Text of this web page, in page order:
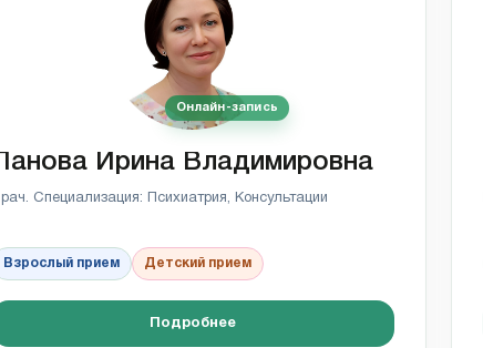
Онлайн-запись
Ирина Владимировна
Специализация: Психиатрия, Консультации
Взрослый прием Детский прием
Подробнее